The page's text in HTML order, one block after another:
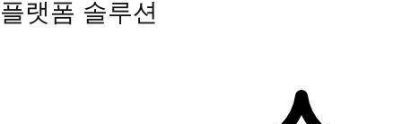
플랫폼 솔루션